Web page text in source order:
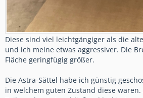
Diese sind viel leichtgängiger als die
und ich meine etwas aggressiver. Die
Fläche geringfügig größer.
Die Astra-Sättel habe ich günstig
in welchem guten Zustand diese